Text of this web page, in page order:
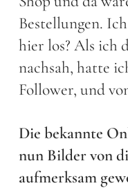
Bestellungen.
hier los? Als ich
nachsah, hatte
Follower, und
Die bekannte
nun Bilder von
aufmerksam